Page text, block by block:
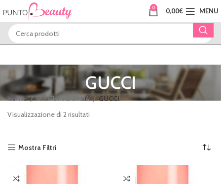
0 0,00€ MENU
GUCCI
Home PROFUMI DONNA
GUCCI
Visualizzazione di 2 risultati
Mostra Filtri